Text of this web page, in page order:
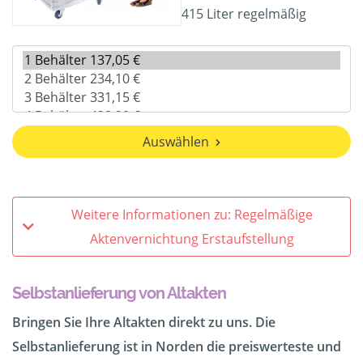
415 Liter regelmäßig
Auswählen
Weitere Informationen zu: Regelmäßige
Aktenvernichtung Erstaufstellung
Selbstanlieferung von Altakten
Bringen Sie Ihre Altakten direkt zu uns. Die
Selbstanlieferung ist in Norden die preiswerteste und